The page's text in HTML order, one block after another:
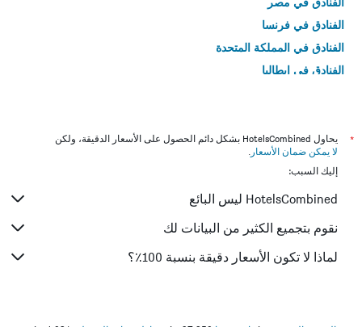
الفنادق في فرنسا
الفنادق في المملكة المتحدة
الفنادق في إيطاليا
*
يحاول HotelsCombined بشكل دائم الحصول على الأسعار الدقيقة، ولكن
لا يمكن ضمان الأسعار .
إليك السبب:
HotelsCombined ليس البائع
نقوم بتجميع الكثير من البيانات لك
لماذا لا تكون الأسعار دقيقة بنسبة 100٪؟